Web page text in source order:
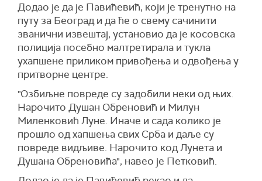
Додао је да је Павићевић, који је тренутно на
путу за Београд и да ће о свему сачинити
званични извештај, установио да је косовска
полиција посебно малтретирала и тукла
ухапшене приликом привођења и одвођења у
притворне центре.
"Озбиљне повреде су задобили неки од њих.
Нарочито Душан Обреновић и Милун
Миленковић Луне. Иначе и сада колико је
прошло од хапшења свих Срба и даље су
повреде видљиве. Нарочито код Лунета и
Душана Обреновића", навео је Петковић.